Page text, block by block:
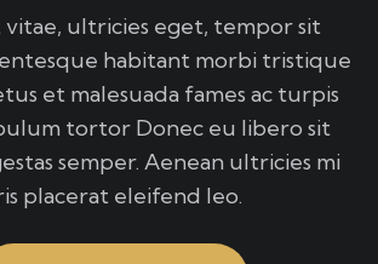
vitae, ultricies eget, tempor sit
habitant morbi tristique
et malesuada fames ac turpis
tortor Donec eu libero sit
semper. Aenean ultricies mi
placerat eleifend leo.